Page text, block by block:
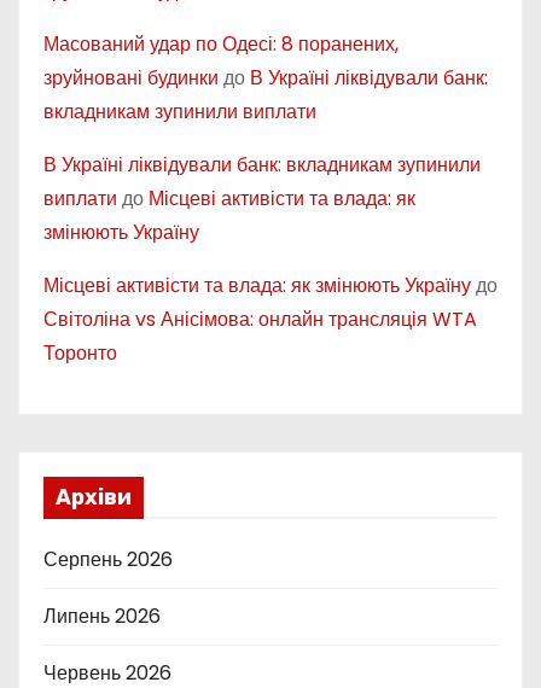
Масований удар по Одесі: 8 поранених,
зруйновані будинки до В Україні ліквідували банк:
вкладникам зупинили виплати
В Україні ліквідували банк: вкладникам зупинили
виплати до Місцеві активісти та влада: як
змінюють Україну
Місцеві активісти та влада: як змінюють Українудо
Світоліна vs Анісімова: онлайн трансляція WTA
Торонто
Архіви
Серпень 2026
Липень 2026
Червень 2026